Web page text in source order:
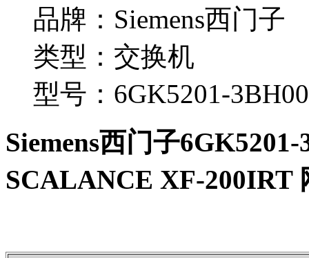
品牌：Siemens西门子
类型：交换机
型号：6GK5201-
Siemens西门子
SCALANCE XF-200IRT